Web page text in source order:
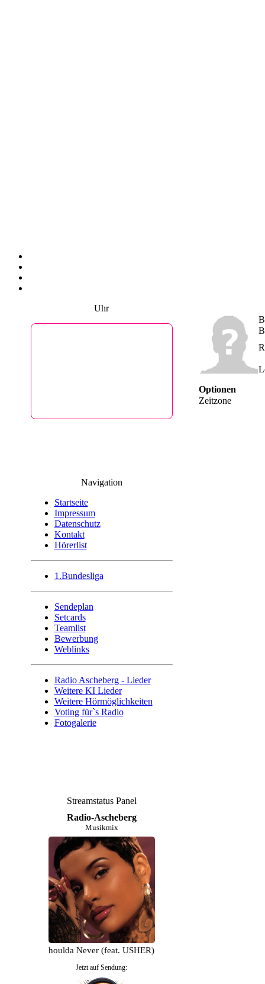
Uhr
DaysPedia.com
Navigation
Startseite
Impressum
Datenschutz
Kontakt
Hörerlist
1.Bundesliga
Sendeplan
Setcards
Teamlist
Bewerbung
Weblinks
Radio Ascheberg - Lieder
Weitere KI Lieder
Weitere Hörmöglichkeiten
Voting für`s Radio
Fotogalerie
Streamstatus Panel
Radio-Ascheberg
Musikmix
- Shoulda Never (feat. USHER)
Jetzt auf Sendung:
Optionen
Zeitzone